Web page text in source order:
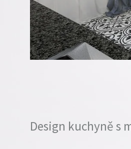
Design kuchyně s